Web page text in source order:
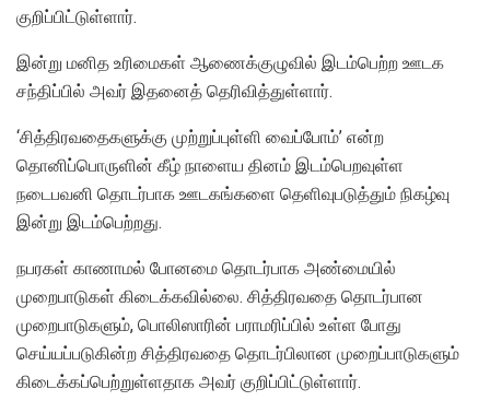
குறிப்பிட்டுள்ளார்.
இன்று மனித உரிமைகள் ஆணைக்குழுவில் இடம்பெற்ற ஊடக
சந்திப்பில் அவர் இதனைத் தெரிவித்துள்ளார்.
‘சித்திரவதைகளுக்கு முற்றுப்புள்ளி வைப்போம்’ என்ற
தொனிப்பொருளின் கீழ் நாளைய தினம் இடம்பெறவுள்ள
நடைபவனி தொடர்பாக ஊடகங்களை தெளிவுபடுத்தும் நிகழ்வு
இன்று இடம்பெற்றது.
நபரகள் காணாமல் போனமை தொடர்பாக அண்மையில்
முறைபாடுகள் கிடைக்கவில்லை. சித்திரவதை தொடர்பான
முறைபாடுகளும், பொலிஸாரின் பராமரிப்பில் உள்ள போது
செய்யப்படுகின்ற சித்திரவதை தொடர்பிலான முறைப்பாடுகளும்
கிடைக்கப்பெற்றுள்ளதாக அவர் குறிப்பிட்டுள்ளார்.